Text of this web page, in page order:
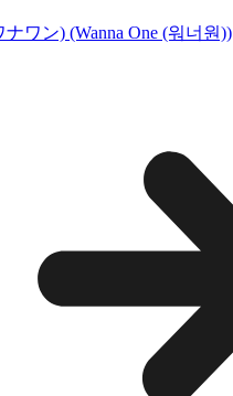
ナワン) (Wanna One (워너원))